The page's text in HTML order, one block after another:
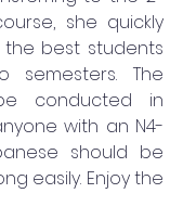
she quickly
best students
The
conducted in
with an N4-
should be
easily. Enjoy the